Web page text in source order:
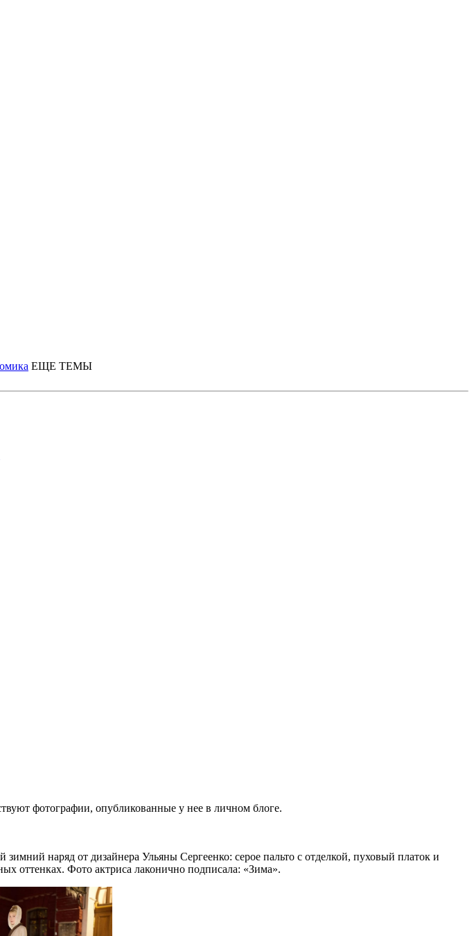
ЕЩЕ ТЕМЫ
фотографии, опубликованные у нее в личном блоге.
наряд от дизайнера Ульяны Сергеенко: серое пальто с отделкой, пуховый платок и
оттенках. Фото актриса лаконично подписала: «Зима».